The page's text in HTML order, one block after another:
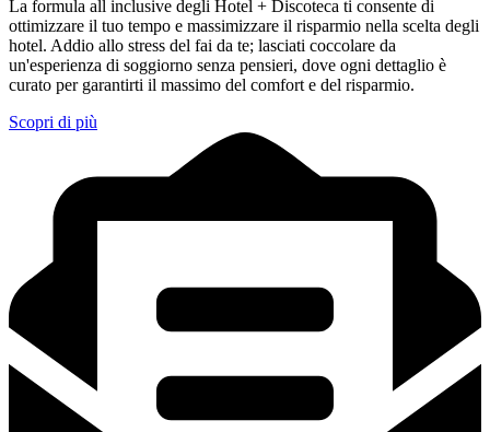
La formula all inclusive degli Hotel + Discoteca ti consente di
ottimizzare il tuo tempo e massimizzare il risparmio nella scelta degli
hotel. Addio allo stress del fai da te; lasciati coccolare da
un'esperienza di soggiorno senza pensieri, dove ogni dettaglio è
curato per garantirti il massimo del comfort e del risparmio.
Scopri di più